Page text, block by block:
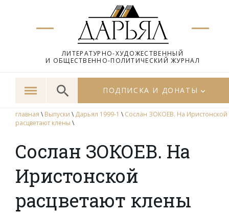
ЛИТЕРАТУРНО-ХУДОЖЕСТВЕННЫЙ
И ОБЩЕСТВЕННО-ПОЛИТИЧЕСКИЙ ЖУРНАЛ
ПОДПИСКА И ДОНАТЫ
главная \ Выпуски \ Дарьял 1999-1 \ Сослан ЗОКОЕВ. На Иристонской
расцветают клены \
Сослан ЗОКОЕВ. На
Иристонской
расцветают клены